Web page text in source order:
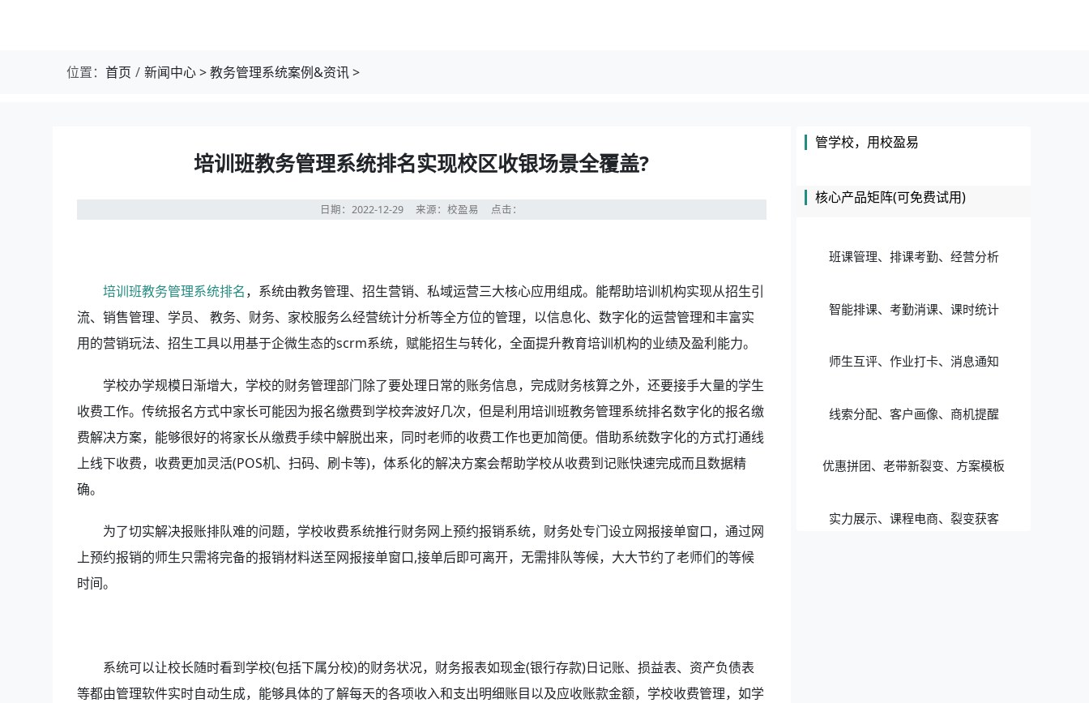
位置： 首页 新闻中心>教务管理系统案例&资讯>
培训班教务管理系统排名实现校区收银场景全覆盖?
日期：2022-12-29来源：校盈易 点击：
培训班教务管理系统排名，系统由教务管理、招生营销、私域运营三大核心应用组成。能帮助培训机构实现从招生引
流、销售管理、学员、 教务、财务、家校服务么经营统计分析等全方位的管理，以信息化、数字化的运营管理和丰富实
用的营销玩法、招生工具以用基于企微生态的scrm系统，赋能招生与转化，全面提升教育培训机构的业绩及盈利能力。
学校办学规模日渐增大，学校的财务管理部门除了要处理日常的账务信息，完成财务核算之外，还要接手大量的学生
收费工作。传统报名方式中家长可能因为报名缴费到学校奔波好几次，但是利用培训班教务管理系统排名数字化的报名缴
费解决方案，能够很好的将家长从缴费手续中解脱出来，同时老师的收费工作也更加简便。借助系统数字化的方式打通线
上线下收费，收费更加灵活(POS机、扫码、刷卡等)，体系化的解决方案会帮助学校从收费到记账快速完成而且数据精
确。
为了切实解决报账排队难的问题，学校收费系统推行财务网上预约报销系统，财务处专门设立网报接单窗口，通过网
上预约报销的师生只需将完备的报销材料送至网报接单窗口,接单后即可离开，无需排队等候，大大节约了老师们的等候
时间。
系统可以让校长随时看到学校(包括下属分校)的财务状况，财务报表如现金(银行存款)日记账、损益表、资产负债表
等都由管理软件实时自动生成，能够具体的了解每天的各项收入和支出明细账目以及应收账款金额，学校收费管理，如学
管学校，用校盈易
核心产品矩阵(可免费试用)
班课管理、排课考勤、经营分析
智能排课、考勤消课、课时统计
师生互评、作业打卡、消息通知
线索分配、客户画像、商机提醒
优惠拼团、老带新裂变、方案模板
实力展示、课程电商、裂变获客